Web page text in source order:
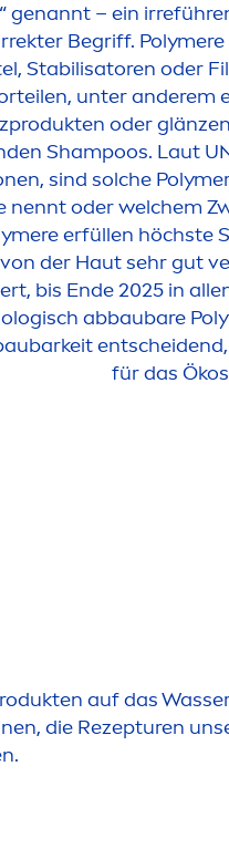
genannt – ein
Begriff.
Stabilisatoren oder
unter anderem
oder
Shampoos. Laut
sind solche
nennt oder welchem
erfüllen höchste
der Haut sehr gut
bis Ende 2025 in
abbaubare
für das
auf das
die Rezepturen